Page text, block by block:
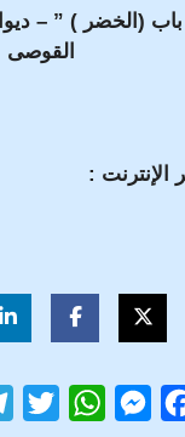
(الخضر ) ” –
القوصى
الإنترنت :
M
W